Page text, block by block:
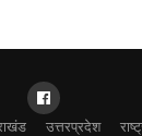
उत्तरप्रदेश